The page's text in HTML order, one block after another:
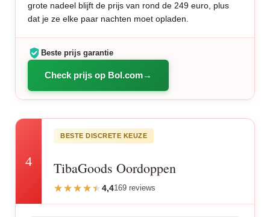
grote nadeel blijft de prijs van rond de 249 euro, plus
dat je ze elke paar nachten moet opladen.
Beste prijs garantie
Check prijs op Bol.com
4
BESTE DISCRETE KEUZE
TibaGoods Oordoppen
4,4169 reviews